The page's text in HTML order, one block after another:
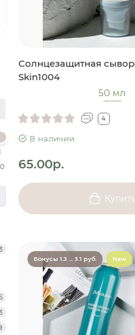
Солнцезащитная
Skin1004
50 мл
4
В наличии
65.00р.
Купить
Бонусы 1.3 ... 3.1 руб. New